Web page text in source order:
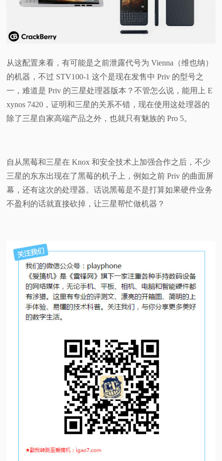
从这配置来看，有可能是之前泄露代号为 Vienna（维也纳）
的机器，不过 STV100-1 这个是现在发售中 Priv 的型号之
一，难道是 Priv 的三星处理器版本？不管怎么说，能用上 E
xynos 7420，证明和三星的关系不错，现在使用这处理器的
除了三星自家高端产品之外，也就只有魅族的 Pro 5。
自从黑莓和三星在 Knox 和安全技术上加强合作之后，不少
三星的东东出现在了黑莓的机子上，例如之前 Priv 的曲面屏
幕，还有这次的处理器。话说黑莓是不是打算如果硬件业务
不盈利的话就直接砍掉，让三星帮忙做机器？